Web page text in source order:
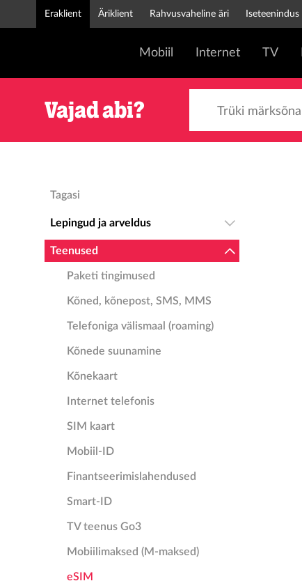
Eraklient Äriklient Rahvusvaheline äri Iseteenindus
Mobiil Internet TV
Vajad abi?
Tagasi
Lepingud ja arveldus
Teenused
Paketi tingimused
Kõned, kõnepost, SMS, MMS
Telefoniga välismaal (roaming)
Kõnede suunamine
Kõnekaart
Internet telefonis
SIM kaart
Mobiil-ID
Finantseerimislahendused
Smart-ID
TV teenus Go3
Mobiilimaksed (M-maksed)
eSIM